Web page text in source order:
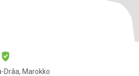
Drâa, Marokko